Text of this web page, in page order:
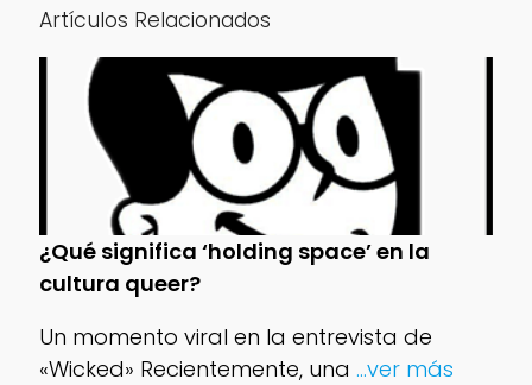
Artículos Relacionados
¿Qué significa ‘holding space’ en la
cultura queer?
Un momento viral en la entrevista de
«Wicked» Recientemente, una ...ver más